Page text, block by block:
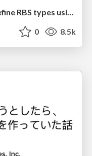
Let's use LLMs from Ruby 〜 Refine RBS types using LLM 〜
0 8.5k